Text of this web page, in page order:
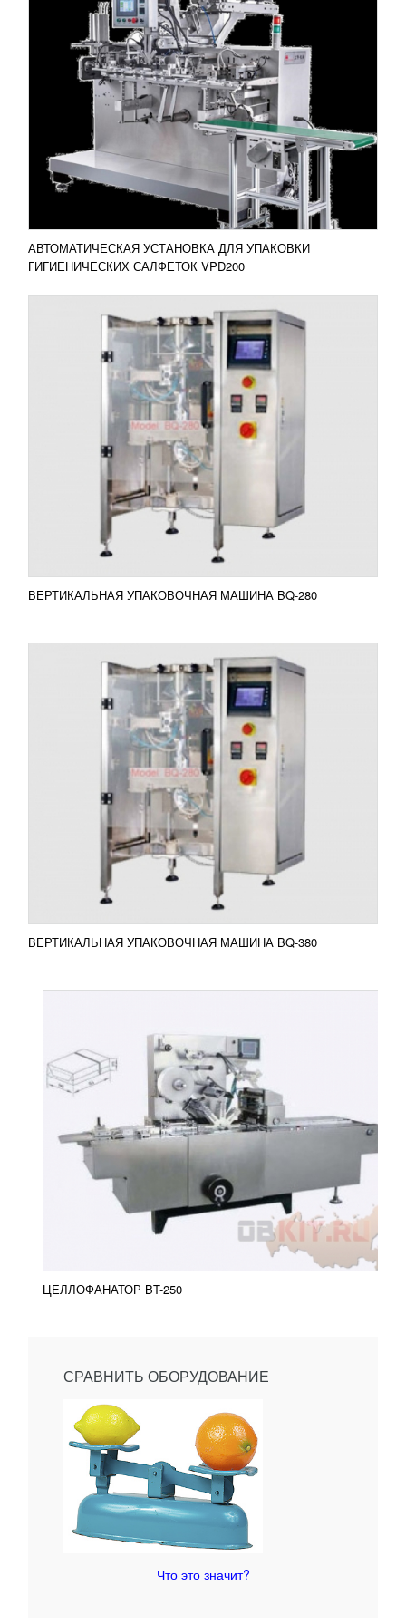
АВТОМАТИЧЕСКАЯ УСТАНОВКА ДЛЯ УПАКОВКИ
ГИГИЕНИЧЕСКИХ САЛФЕТОК VPD200
ВЕРТИКАЛЬНАЯ УПАКОВОЧНАЯ МАШИНА
BQ-280
УЗНАТЬ ЦЕНУ
Вертикальная упаковочная машина BQ-280
идеально подходит для упаковки таких продуктов
как конфеты, крупы, чай, кофе, корма для
животных, овощи, и...
ПОДРОБНЕЕ
Добавить в сравнение
ВЕРТИКАЛЬНАЯ УПАКОВОЧНАЯ МАШИНА BQ-280
ВЕРТИКАЛЬНАЯ УПАКОВОЧНАЯ МАШИНА
УЗНАТЬ ЦЕНУ
Очень часто развивая свой небольшой бизнес, по
выпуску сыпучих продуктов, производителю
необходим своя небольшая упаковочная машина,
при этом имея...
Добавить в сравнение
ВЕРТИКАЛЬНАЯ УПАКОВОЧНАЯ МАШИНА BQ-380
ЦЕЛЛОФАНАТОР BT-250
606 839RUB
Автоматический целлофанатор BT-250 поможет
организовать упаковку такого товара как
кондитерские и хлебобулочные изделия,
парфюмерная продукция,...
Добавить в сравнение
ЦЕЛЛОФАНАТОР BT-250
СРАВНИТЬ ОБОРУДОВАНИЕ
Что это значит?